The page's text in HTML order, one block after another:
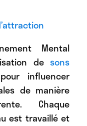
Mental
de sons
influencer
de manière
Chaque
est travaillé et